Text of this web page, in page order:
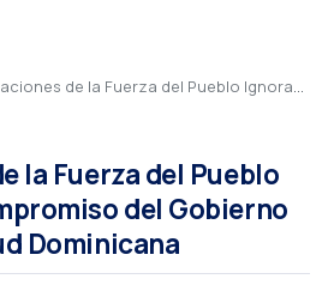
de la Fuerza del Pueblo Ignoran el Compromiso del Gobierno con la Juventud Dominicana
la Fuerza del Pueblo
del Gobierno
Dominicana